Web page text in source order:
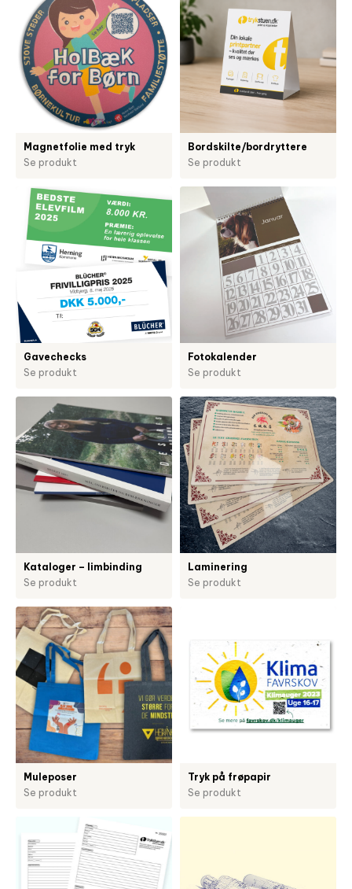
Magnetfolie med tryk
Se produkt
Bordskilte/bordryttere
Se produkt
Gavechecks
Se produkt
Fotokalender
Se produkt
Kataloger – limbinding
Se produkt
Laminering
Se produkt
Muleposer
Se produkt
Tryk på frøpapir
Se produkt